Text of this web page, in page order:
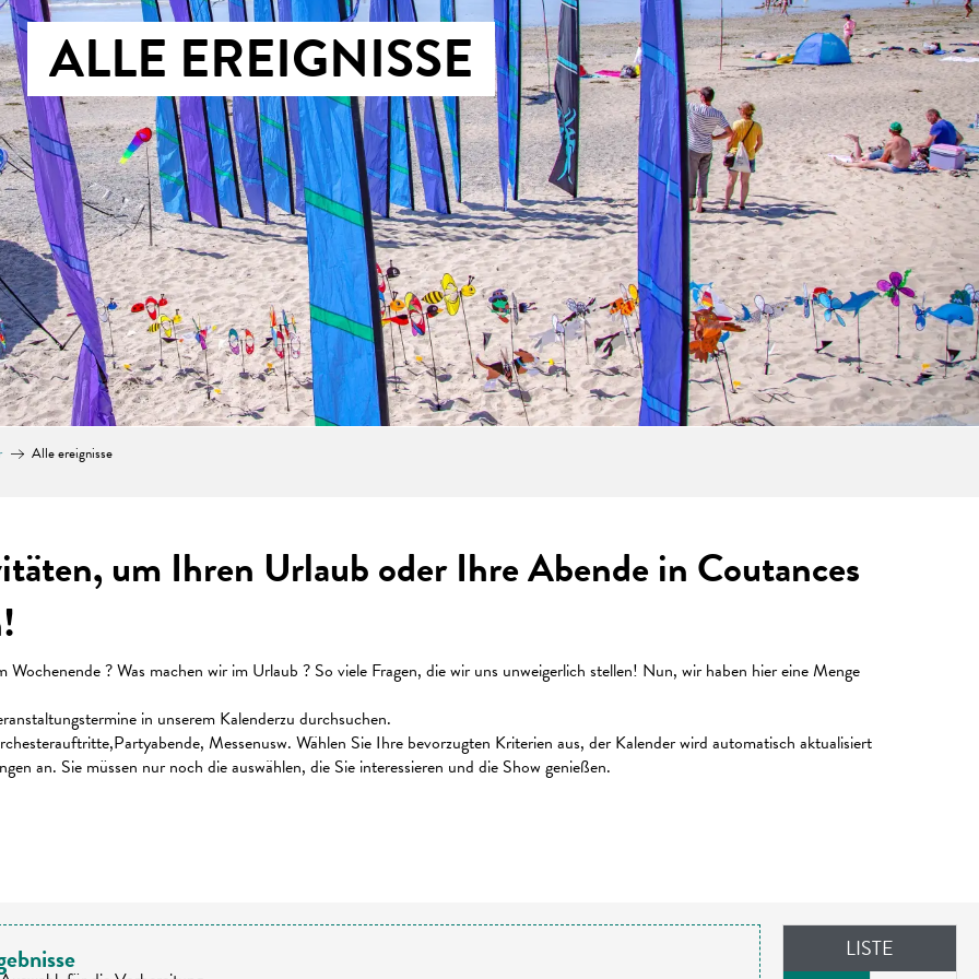
ALLE EREIGNISSE
Alle ereignisse
um Ihren Urlaub oder Ihre Abende in Coutances
? Was machen wir im Urlaub ? So viele Fragen, die wir uns unweigerlich stellen! Nun, wir haben hier eine Menge
in unserem Kalenderzu durchsuchen.
Messenusw. Wählen Sie Ihre bevorzugten Kriterien aus, der Kalender wird automatisch aktualisiert
an. Sie müssen nur noch die auswählen, die Sie interessieren und die Show genießen.
LISTE